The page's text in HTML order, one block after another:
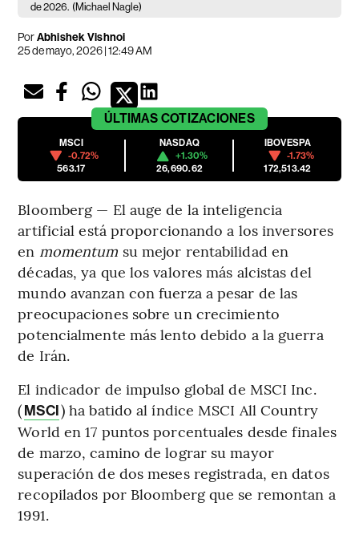
de 2026. (Michael Nagle)
PorAbhishek Vishnoi
25 de mayo, 2026 | 12:49 AM
ÚLTIMAS COTIZACIONES
MSCI
-0.72%
563.17
NASDAQ
+1.30%
26,690.62
IBOVESPA
-1.73%
172,513.42
Bloomberg — El auge de la inteligencia
artificial está proporcionando a los inversores
en momentum su mejor rentabilidad en
décadas, ya que los valores más alcistas del
mundo avanzan con fuerza a pesar de las
preocupaciones sobre un crecimiento
potencialmente más lento debido a la guerra
de Irán.
El indicador de impulso global de MSCI Inc.
(MSCI) ha batido al índice MSCI All Country
World en 17 puntos porcentuales desde finales
de marzo, camino de lograr su mayor
superación de dos meses registrada, en datos
recopilados por Bloomberg que se remontan a
1991.